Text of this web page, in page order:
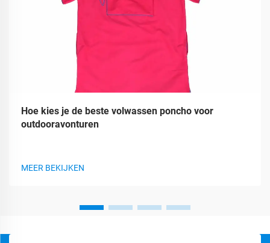
Hoe kies je de beste volwassen poncho voor
outdooravonturen
MEER BEKIJKEN